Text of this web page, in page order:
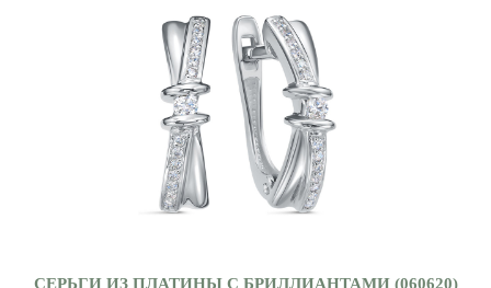
СЕРЬГИ ИЗ ПЛАТИНЫ С БРИЛЛИАНТАМИ (060620)